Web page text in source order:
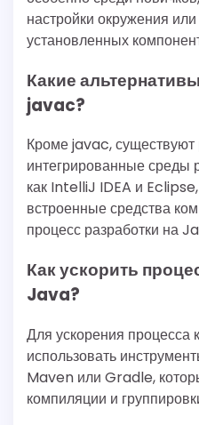
настройки окружения или
установленных
Какие
javac?
Кроме javac, существуют
интегрированные среды
как IntelliJ IDEA и
встроенные средства
процесс разработки на
Как ускорить
Java?
Для ускорения
использовать
Maven или Gradle,
компиляции и